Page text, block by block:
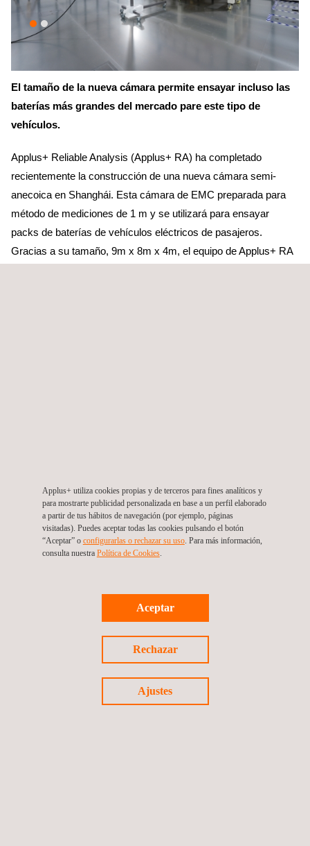
El tamaño de la nueva cámara permite ensayar incluso las
baterías más grandes del mercado pare este tipo de
vehículos.
Applus+ Reliable Analysis (Applus+ RA) ha completado
recientemente la construcción de una nueva cámara semi-
anecoica en Shanghái. Esta cámara de EMC preparada para
método de mediciones de 1 m y se utilizará para ensayar
packs de baterías de vehículos eléctricos de pasajeros.
Gracias a su tamaño, 9m x 8m x 4m, el equipo de Applus+ RA
A medida que se acelera el desarrollo de vehículos con formas
alternativas de energía, Applus+ Laboratories continúa
ampliando sus capacidades técnicas para proveer servicios de
la mayor calidad a nuestros clientes.
Volver a noticias
Noticia anterior Siguiente noticia
Applus+ utiliza cookies propias y de terceros para fines analíticos y
para mostrarte publicidad personalizada en base a un perfil elaborado
a partir de tus hábitos de navegación (por ejemplo, páginas
visitadas). Puedes aceptar todas las cookies pulsando el botón
“Aceptar” o configurarlas o rechazar su uso. Para más información,
consulta nuestra Política de Cookies. ​
Aceptar
Rechazar
Ajustes